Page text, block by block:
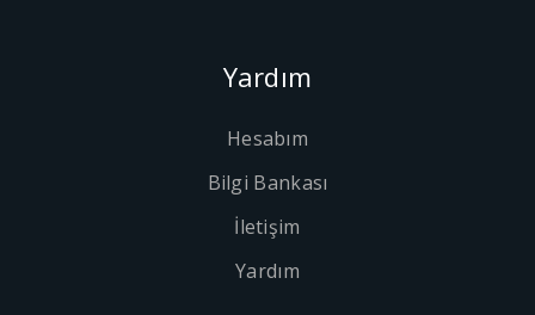
Yardım
Hesabım
Bilgi Bankası
İletişim
Yardım